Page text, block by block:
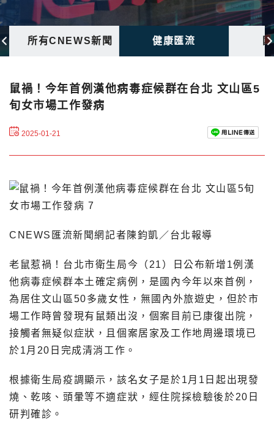
所有CNEWS新聞 健康匯流
鼠禍！今年首例漢他病毒症候群在台北 文山區5
旬女市場工作發病
2025-01-21
CNEWS匯流新聞網記者陳鈞凱／台北報導
老鼠惹禍！台北市衛生局今（21）日公布新增1例漢
他病毒症候群本土確定病例，是國內今年以來首例，
為居住文山區50多歲女性，無國內外旅遊史，但於市
場工作時曾發現有鼠類出沒，個案目前已康復出院，
接觸者無疑似症狀，且個案居家及工作地周邊環境已
於1月20日完成清消工作。
根據衛生局疫調顯示，該名女子是於1月1日起出現發
燒、乾咳、頭暈等不適症狀，經住院採檢驗後於20日
研判確診。